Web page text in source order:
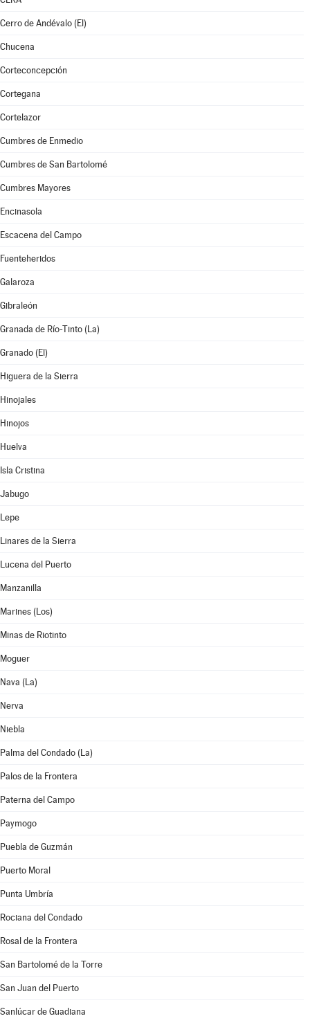
Cerro de Andévalo (El)
Chucena
Corteconcepción
Cortegana
Cortelazor
Cumbres de Enmedio
Cumbres de San Bartolomé
Cumbres Mayores
Encinasola
Escacena del Campo
Fuenteheridos
Galaroza
Gibraleón
Granada de Río-Tinto (La)
Granado (El)
Higuera de la Sierra
Hinojales
Hinojos
Huelva
Isla Cristina
Jabugo
Lepe
Linares de la Sierra
Lucena del Puerto
Manzanilla
Marines (Los)
Minas de Riotinto
Moguer
Nava (La)
Nerva
Niebla
Palma del Condado (La)
Palos de la Frontera
Paterna del Campo
Paymogo
Puebla de Guzmán
Puerto Moral
Punta Umbría
Rociana del Condado
Rosal de la Frontera
San Bartolomé de la Torre
San Juan del Puerto
Sanlúcar de Guadiana